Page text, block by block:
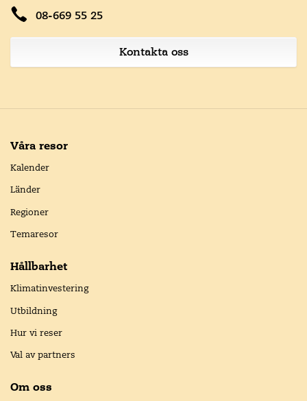
08-669 55 25
Kontakta oss
Våra resor
Kalender
Länder
Regioner
Temaresor
Hållbarhet
Klimatinvestering
Utbildning
Hur vi reser
Val av partners
Om oss